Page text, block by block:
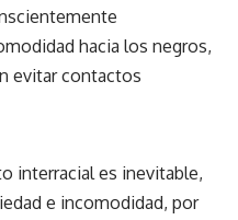
hacia los negros,
evitar contactos
interracial es inevitable,
e incomodidad, por